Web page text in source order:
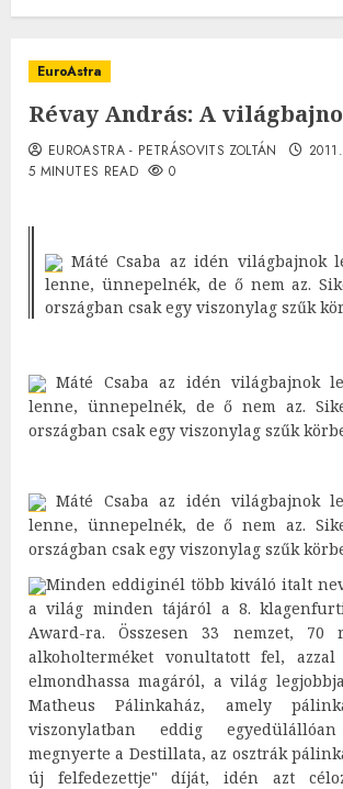
EuroAstra
Révay András: A
EUROASTRA - PETRÁSOVITS ZOLTÁN
5 MINUTES READ
0
Máté Csaba az idén világbajnok
lenne, ünnepelnék, de ő nem az.
országban csak egy viszonylag szűk
Máté Csaba az idén világbajnok
lenne, ünnepelnék, de ő nem az.
országban csak egy viszonylag szűk
Máté Csaba az idén világbajnok
lenne, ünnepelnék, de ő nem az.
országban csak egy viszonylag szűk
Minden eddiginél több kiváló italt
a világ minden tájáról a 8.
Award-ra. Összesen 33 nemzet, 70
alkoholterméket vonultatott fel,
elmondhassa magáról, a világ
Matheus Pálinkaház, amely
viszonylatban eddig
megnyerte a Destillata, az osztrák
új felfedezettje" díját, idén azt